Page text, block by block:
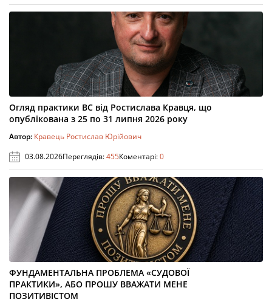
Огляд практики ВС від Ростислава Кравця, що
опублікована з 25 по 31 липня 2026 року
Автор: Кравець Ростислав Юрійович
03.08.2026Переглядів:455Коментарі:0
ФУНДАМЕНТАЛЬНА ПРОБЛЕМА «СУДОВОЇ
ПРАКТИКИ», АБО ПРОШУ ВВАЖАТИ МЕНЕ
ПОЗИТИВІСТОМ